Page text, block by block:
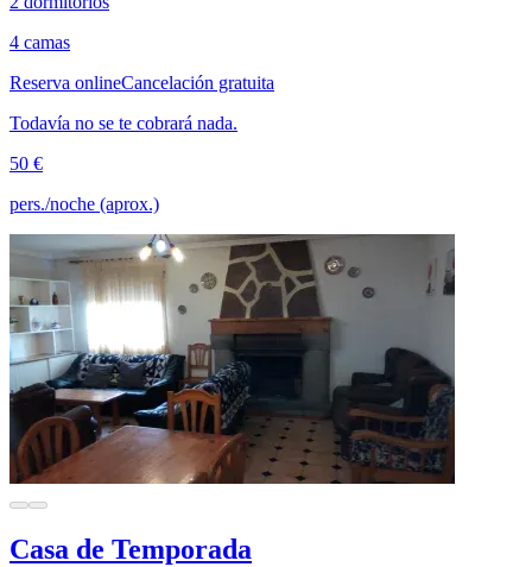
4 camas
Reserva onlineCancelación gratuita
Todavía no se te cobrará nada.
50 €
pers./noche (aprox.)
Casa de Temporada